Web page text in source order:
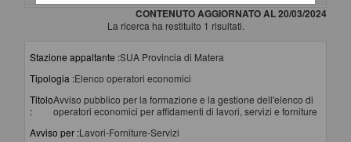
CONTENUTO AGGIORNATO AL 20/03/2024
La ricerca ha restituito 1 risultati.
Stazione appaltante :SUA Provincia di Matera
Tipologia :Elenco operatori economici
Titolo
:
Avviso pubblico per la formazione e la gestione dell'elenco di
operatori economici per affidamenti di lavori, servizi e forniture
Avviso per :Lavori-Forniture-Servizi